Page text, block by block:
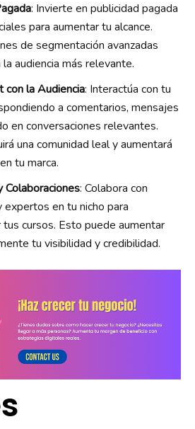
: Invierte en publicidad pagada
para aumentar tu alcance.
de segmentación avanzadas
audiencia más relevante.
con la Audiencia: Interactúa con tu
a comentarios, mensajes
en conversaciones relevantes.
una comunidad leal y aumentará
tu marca.
Colaboraciones: Colabora con
expertos en tu nicho para
tus cursos. Esto puede aumentar
tu visibilidad y credibilidad.